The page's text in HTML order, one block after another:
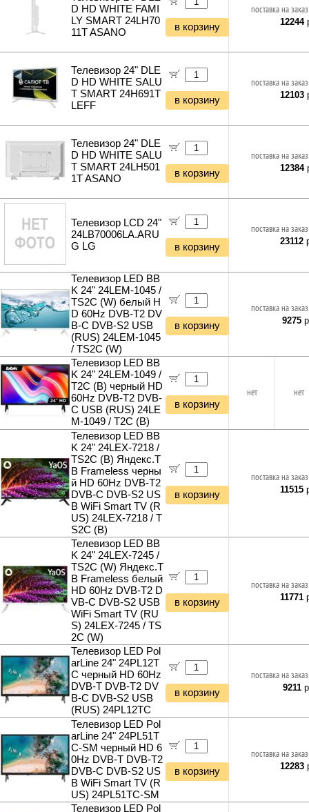
D HD WHITE FAMI
LY SMART 24LH70
11T ASANO
в корзину
поставка на
12244
Телевизор 24" DLE
D HD WHITE SALU
T SMART 24H691T
LEFF
в корзину
поставка на
12103
Телевизор 24" DLE
D HD WHITE SALU
T SMART 24LH501
1T ASANO
в корзину
поставка на
12384
Телевизор LCD 24"
24LB70006LA.ARU
G LG
в корзину
поставка на
23112
Телевизор LED BB
K 24" 24LEM-1045 /
TS2C (W) белый H
D 60Hz DVB-T2 DV
B-C DVB-S2 USB
(RUS) 24LEM-1045
/ TS2C (W)
в корзину
поставка на
9275
Телевизор LED BB
K 24" 24LEM-1049 /
T2C (B) черный HD
60Hz DVB-T2 DVB-
C USB (RUS) 24LE
M-1049 / T2C (B)
в корзину
нет нет
Телевизор LED BB
K 24" 24LEX-7218 /
TS2C (B) Яндекс.Т
В Frameless черны
й HD 60Hz DVB-T2
DVB-C DVB-S2 US
B WiFi Smart TV (R
US) 24LEX-7218 / T
S2C (B)
в корзину
поставка на
11515
Телевизор LED BB
K 24" 24LEX-7245 /
TS2C (W) Яндекс.Т
В Frameless белый
HD 60Hz DVB-T2 D
VB-C DVB-S2 USB
WiFi Smart TV (RU
S) 24LEX-7245 / TS
2C (W)
в корзину
поставка на
11771
Телевизор LED Pol
arLine 24" 24PL12T
C черный HD 60Hz
DVB-T DVB-T2 DV
B-C DVB-S2 USB
(RUS) 24PL12TC
в корзину
поставка на
9211
Телевизор LED Pol
arLine 24" 24PL51T
C-SM черный HD 6
0Hz DVB-T DVB-T2
DVB-C DVB-S2 US
B WiFi Smart TV (R
US) 24PL51TC-SM
в корзину
поставка на
12283
Телевизор LED Pol